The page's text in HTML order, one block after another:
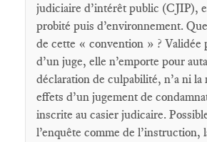
judiciaire d’intérêt public (CJIP),
probité puis d’environnement.
de cette « convention » ? Validée
d’un juge, elle n’emporte pour
déclaration de culpabilité, n’a ni la
effets d’un jugement de
inscrite au casier judicaire.
l’enquête comme de l’instruction,